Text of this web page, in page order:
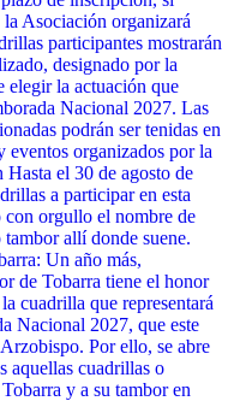
Asociación organizará
participantes mostrarán
designado por la
elegir la actuación que
Nacional 2027. Las
podrán ser tenidas en
eventos organizados por la
el 30 de agosto de
a participar en esta
orgullo el nombre de
allí donde suene.
Un año más,
de Tobarra tiene el honor
cuadrilla que representará
Nacional 2027, que este
Por ello, se abre
aquellas cuadrillas o
y a su tambor en